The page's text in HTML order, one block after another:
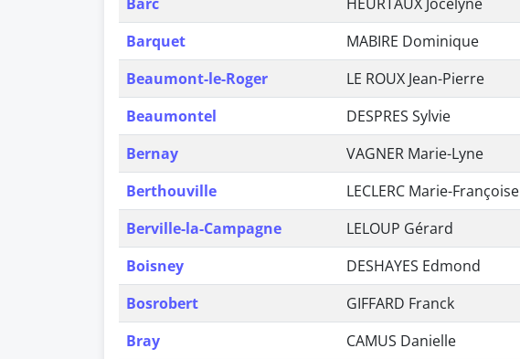
Barquet
MABIRE Dominique
Beaumont-le-Roger
LE ROUX Jean-Pierre
Beaumontel
DESPRES Sylvie
Bernay
VAGNER Marie-Lyne
Berthouville
LECLERC Marie-Françoise
Berville-la-Campagne
LELOUP Gérard
Boisney
DESHAYES Edmond
Bosrobert
GIFFARD Franck
Bray
CAMUS Danielle